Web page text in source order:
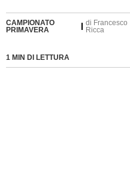
CAMPIONATO
PRIMAVERA
di Francesco
Ricca
1 MIN DI LETTURA